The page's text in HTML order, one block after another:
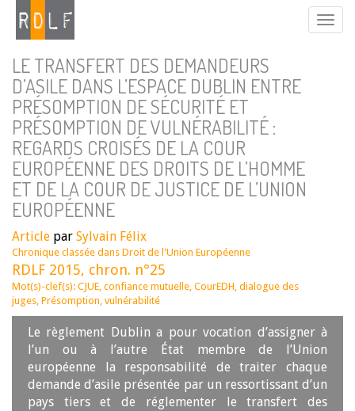
LE TRANSFERT DES DEMANDEURS
D’ASILE DANS L’ESPACE DUBLIN ENTRE
PRÉSOMPTION DE SÉCURITÉ ET
PRÉSOMPTION DE VULNÉRABILITÉ :
REGARDS CROISÉS DE LA COUR
EUROPÉENNE DES DROITS DE L’HOMME
ET DE LA COUR DE JUSTICE DE L’UNION
EUROPÉENNE
Article par Sylvain Félix
Chronique classée dans Droit de l'Union Européenne
RDLF 2015, chron. n°25
Mot(s)-clef(s): CJUE, confiance mutuelle, CourEDH, dialogue des
juges, Présomption, vulnérabilité
Le règlement Dublin a pour vocation d’assigner à
l’un ou à l’autre État membre de l’Union
européenne la responsabilité de traiter chaque
demande d’asile présentée par un ressortissant d’un
pays tiers et de réglementer le transfert des